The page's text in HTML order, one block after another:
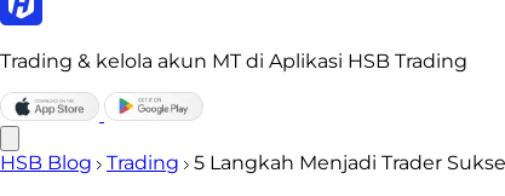
Trading & kelola akun MT di Aplikasi HSB Trading
HSB Blog Trading 5 Langkah Menjadi Trader